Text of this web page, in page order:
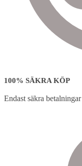
100% SÄKRA KÖP
Endast säkra betalningar